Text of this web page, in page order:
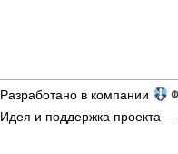
Разработано в компании
Идея и поддержка проекта —